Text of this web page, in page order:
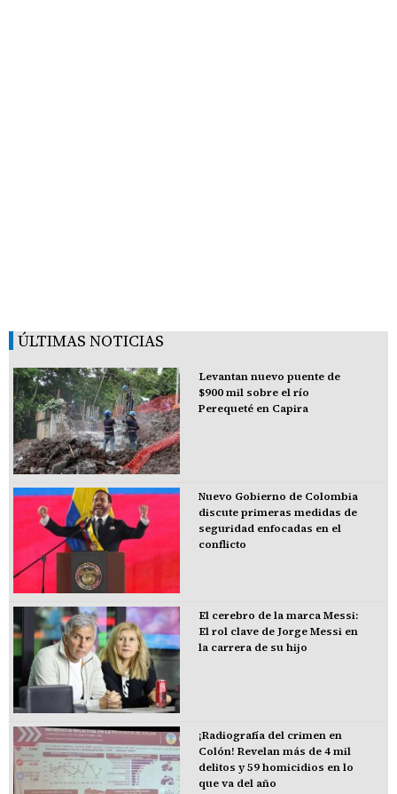
ÚLTIMAS NOTICIAS
Levantan nuevo puente de
$900 mil sobre el río
Perequeté en Capira
Nuevo Gobierno de Colombia
discute primeras medidas de
seguridad enfocadas en el
conflicto
El cerebro de la marca Messi:
El rol clave de Jorge Messi en
la carrera de su hijo
¡Radiografía del crimen en
Colón! Revelan más de 4 mil
delitos y 59 homicidios en lo
que va del año